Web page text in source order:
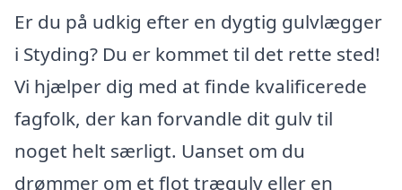
Er du på udkig efter en dygtig gulvlægger
i Styding? Du er kommet til det rette sted!
Vi hjælper dig med at finde kvalificerede
fagfolk, der kan forvandle dit gulv til
noget helt særligt. Uanset om du
drømmer om et flot trægulv eller en